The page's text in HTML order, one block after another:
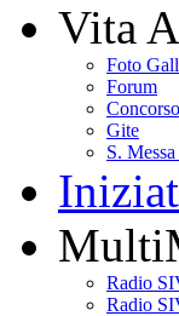
Vita
Foto
Forum
Gite
S.
Radio
Radio